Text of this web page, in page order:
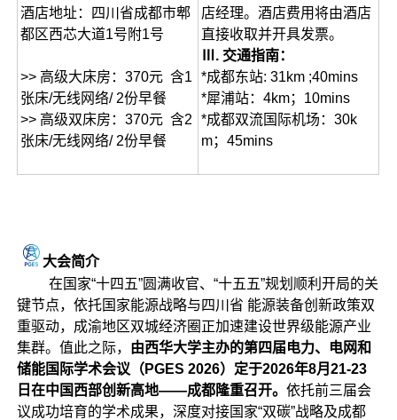
酒店地址：四川省成都市郫
都区西芯大道1号附1号
>> 高级大床房：370元 含1
张床/无线网络/ 2份早餐
>> 高级双床房：370元 含2
张床/无线网络/ 2份早餐
店经理。酒店费用将由酒店
直接收取并开具发票。
Ⅲ. 交通指南：
*成都东站: 31km ;40mins
*犀浦站：4km；10mins
*成都双流国际机场：30k
m；45mins
大会简介
在国家“十四五”圆满收官、“十五五”规划顺利开局的关
键节点，依托国家能源战略与四川省 能源装备创新政策双
重驱动，成渝地区双城经济圈正加速建设世界级能源产业
集群。值此之际， 由西华大学主办的第四届电力、电网和
储能国际学术会议（PGES 2026）定于2026年8月21-23
日在中国西部创新高地——成都隆重召开。依托前三届会
议成功培育的学术成果，深度对接国家“双碳”战略及成都